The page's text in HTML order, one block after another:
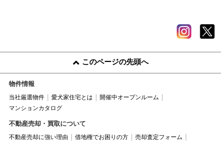
このページの先頭へ
物件情報
当社厳選物件 愛犬家住宅とは
開催中オープンルーム
マンションカタログ
不動産売却・買取について
不動産売却に強い理由 借地権でお困りの方
売却査定フォーム